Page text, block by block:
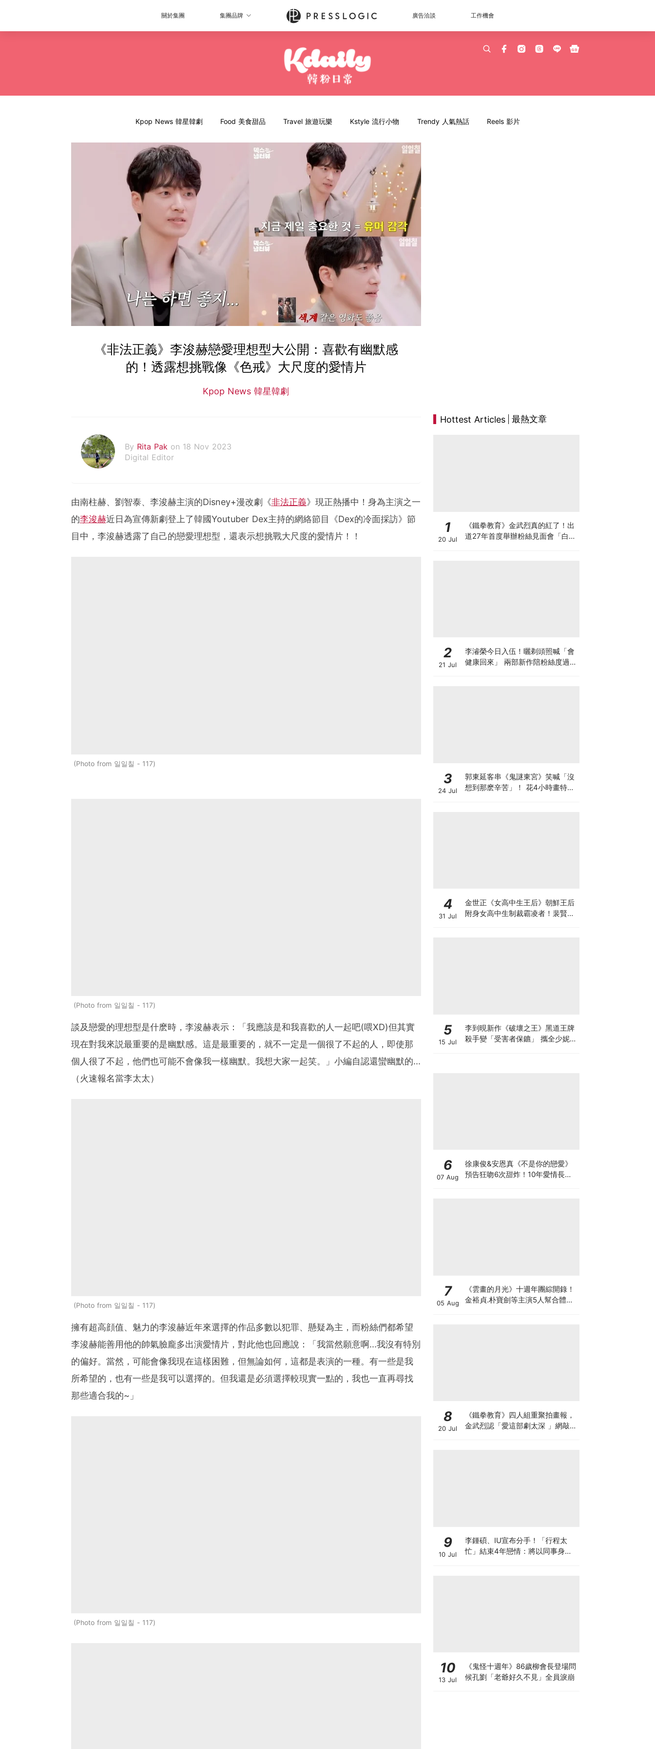
關於集團 集團品牌 廣告洽談 工作機會
Kpop News 韓星韓劇 Food 美食甜品 Travel 旅遊玩樂 Kstyle 流行小物 Trendy 人氣熱話 Reels 影片
《非法正義》李浚赫戀愛理想型大公開：喜歡有幽默感
的！透露想挑戰像《色戒》大尺度的愛情片
Kpop News 韓星韓劇
By Rita Pak on 18 Nov 2023
Digital Editor
由南柱赫、劉智泰、李浚赫主演的Disney+漫改劇《非法正義》現正熱播中！身為主演之一
的李浚赫近日為宣傳新劇登上了韓國Youtuber Dex主持的網絡節目《Dex的冷面採訪》節
目中，李浚赫透露了自己的戀愛理想型，還表示想挑戰大尺度的愛情片！！
Photo from 일일칠 - 117
Photo from 일일칠 - 117
談及戀愛的理想型是什麽時，李浚赫表示：「我應該是和我喜歡的人一起吧(喂XD)但其實
現在對我來説最重要的是幽默感。這是最重要的，就不一定是一個很了不起的人，即使那
個人很了不起，他們也可能不會像我一樣幽默。我想大家一起笑。」小編自認還蠻幽默的...
（火速報名當李太太）
Photo from 일일칠 - 117
擁有超高顔值、魅力的李浚赫近年來選擇的作品多數以犯罪、懸疑為主，而粉絲們都希望
李浚赫能善用他的帥氣臉龐多出演愛情片，對此他也回應說：「我當然願意啊...我沒有特別
的偏好。當然，可能會像我現在這樣困難，但無論如何，這都是表演的一種。有一些是我
所希望的，也有一些是我可以選擇的。但我還是必須選擇較現實一點的，我也一直再尋找
那些適合我的~」
Photo from 일일칠 - 117
Hottest Articles 最熱文章
1
20 Jul
《鐵拳教育》金武烈真的紅了！出
道27年首度舉辦粉絲見面會「白西
2
21 Jul
李濬榮今日入伍！曬剃頭照喊「會
健康回來」 兩部新作陪粉絲度過軍
3
24 Jul
郭東延客串《鬼謎東宮》笑喊「沒
想到那麽辛苦」！ 花4小時畫特效
4
31 Jul
金世正《女高中生王后》朝鮮王后
附身女高中生制裁霸凌者！裴賢聖.
5
15 Jul
李到晛新作《破壞之王》黑道王牌
殺手變「受害者保鑣」 攜全少妮&
6
07 Aug
徐康俊&安恩真《不是你的戀愛》
預告狂吻6次甜炸！10年愛情長跑
7
05 Aug
《雲畫的月光》十週年團綜開錄！
金裕貞.朴寶劍等主演5人幫合體旅
8
20 Jul
《鐵拳教育》四人組重聚拍畫報，
金武烈認「愛這部劇太深 」網敲：
9
10 Jul
李鍾碩、IU宣布分手！「行程太
忙」結束4年戀情：將以同事身分
10
13 Jul
《鬼怪十週年》86歲柳會長登場問
候孔劉「老爺好久不見」全員淚崩